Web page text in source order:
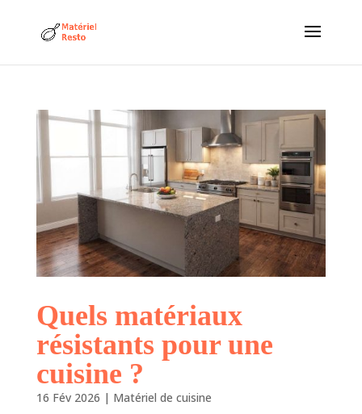
Quels matériaux
résistants pour une
cuisine ?
16 Fév 2026 | Matériel de cuisine